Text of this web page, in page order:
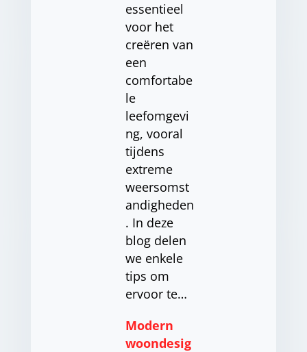
essentieel
voor het
creëren van
een
comfortabe
le
leefomgevi
ng, vooral
tijdens
extreme
weersomst
andigheden
. In deze
blog delen
we enkele
tips om
ervoor te…
Modern
woondesig